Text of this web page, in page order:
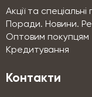
Акції та спеціальні
Поради. Новини.
Оптовим покупцям
Кредитування
Контакти